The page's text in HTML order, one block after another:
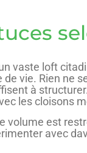
vaste loft
vie. Rien ne
à
les cloisons
volume est
avec